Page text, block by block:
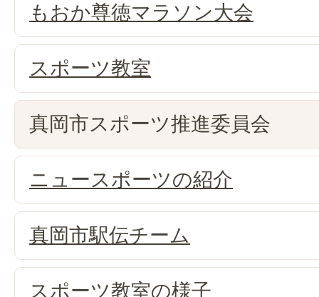
もおか尊徳マラソン大会
スポーツ教室
真岡市スポーツ推進委員会
ニュースポーツの紹介
真岡市駅伝チーム
スポーツ教室の様子